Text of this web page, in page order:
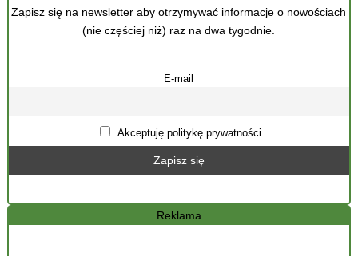
Zapisz się na newsletter aby otrzymywać informacje o nowościach
(nie częściej niż) raz na dwa tygodnie.
E-mail
Akceptuję politykę prywatności
Reklama